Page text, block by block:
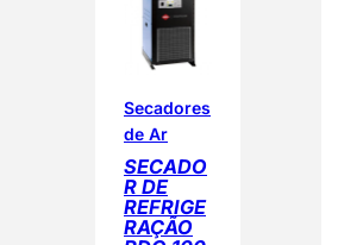
Secadores
de Ar
SECADO
R DE
REFRIGE
RAÇÃO